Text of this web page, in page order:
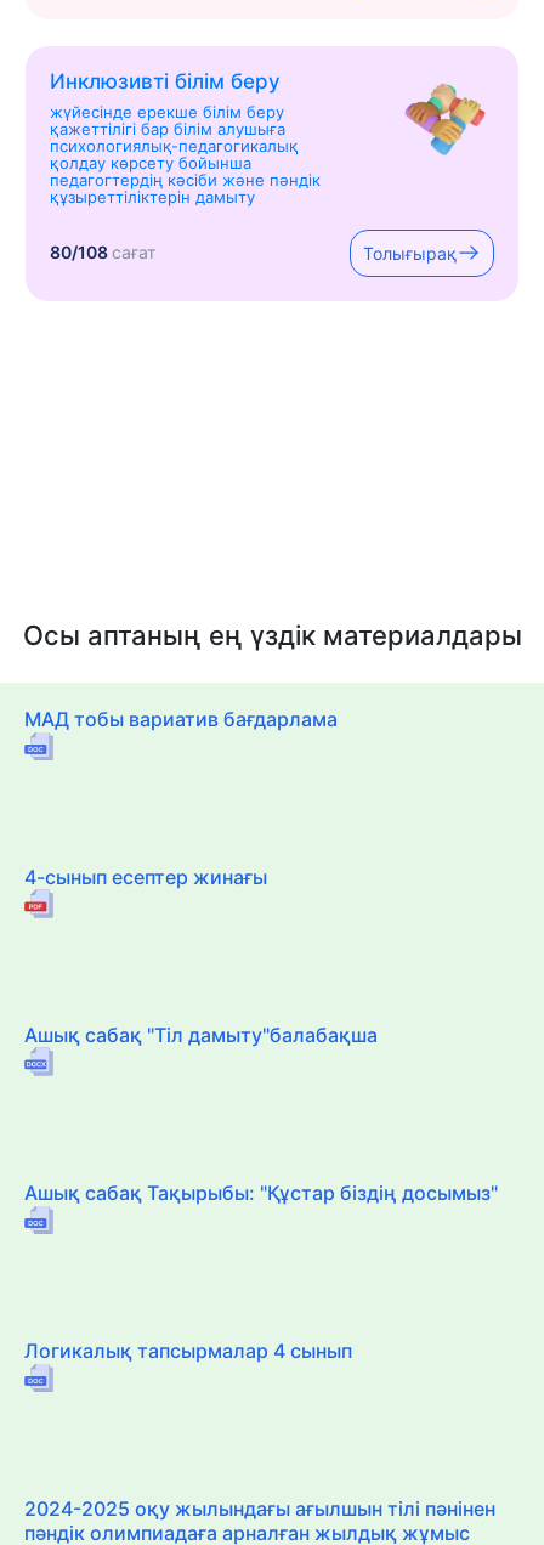
Инклюзивті білім беру
жүйесінде ерекше білім беру
қажеттілігі бар білім алушыға
психологиялық-педагогикалық
қолдау көрсету бойынша
педагогтердің кәсіби және пәндік
құзыреттіліктерін дамыту
80/108сағат Толығырақ
Осы аптаның ең үздік материалдары
МАД тобы вариатив бағдарлама
4-сынып есептер жинағы
Ашық сабақ "Тіл дамыту"балабақша
Ашық сабақ Тақырыбы: "Құстар біздің досымыз"
Логикалық тапсырмалар 4 сынып
2024-2025 оқу жылындағы ағылшын тілі пәнінен
пәндік олимпиадаға арналған жылдық жұмыс